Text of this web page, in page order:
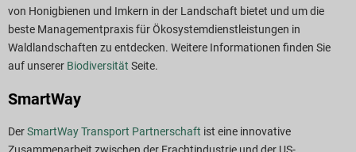
von Honigbienen und Imkern in der Landschaft bietet und um die
beste Managementpraxis für Ökosystemdienstleistungen in
Waldlandschaften zu entdecken. Weitere Informationen finden Sie
auf unserer Biodiversität Seite.
SmartWay
DerSmartWay Transport Partnerschaft ist eine innovative